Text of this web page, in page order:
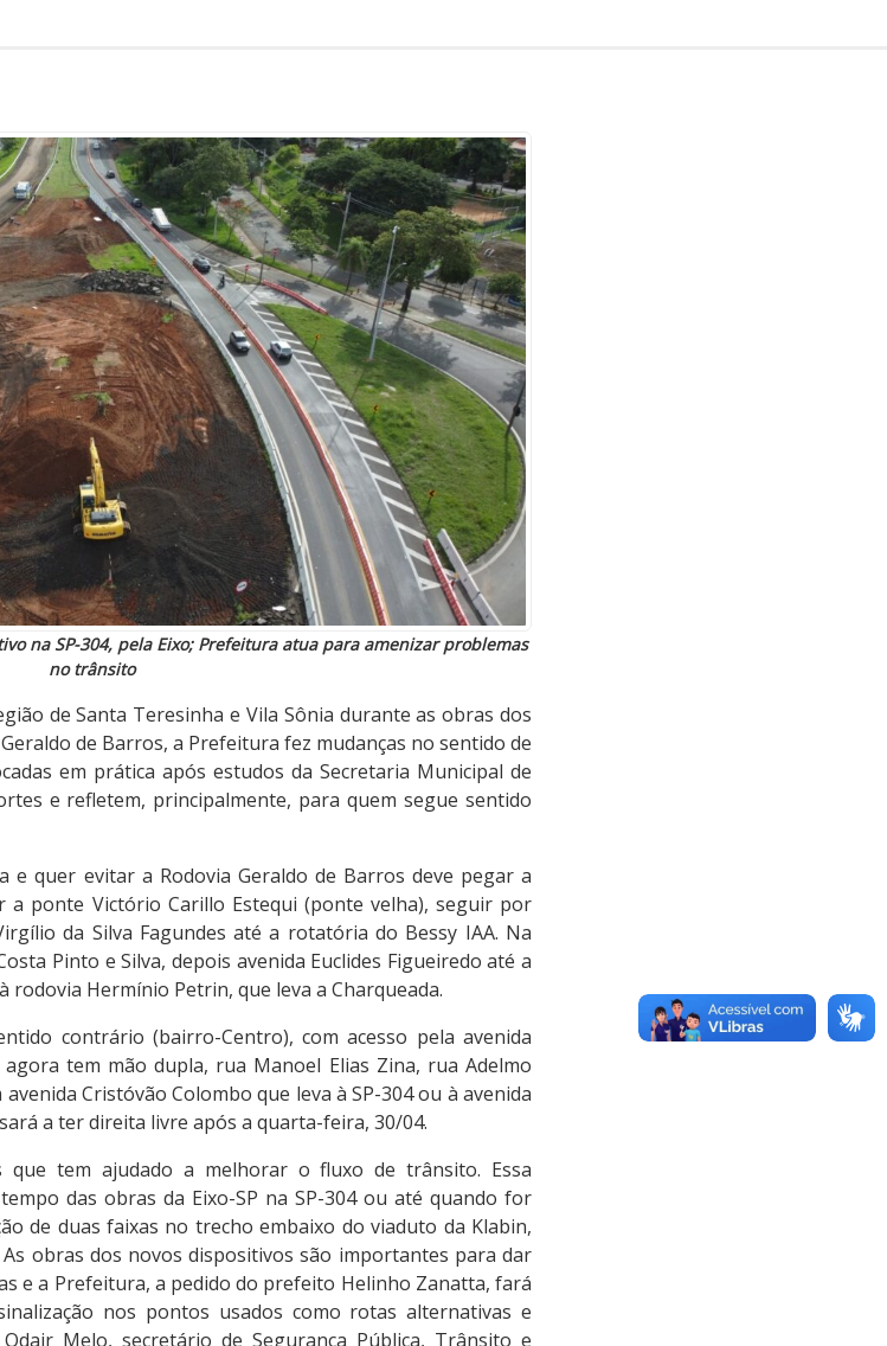
na SP-304, pela Eixo; Prefeitura atua para amenizar problemas
no trânsito
de Santa Teresinha e Vila Sônia durante as obras dos
de Barros, a Prefeitura fez mudanças no sentido de
em prática após estudos da Secretaria Municipal de
e refletem, principalmente, para quem segue sentido
e quer evitar a Rodovia Geraldo de Barros deve pegar a
a ponte Victório Carillo Estequi (ponte velha), seguir por
da Silva Fagundes até a rotatória do Bessy IAA. Na
Pinto e Silva, depois avenida Euclides Figueiredo até a
rodovia Hermínio Petrin, que leva a Charqueada.
contrário (bairro-Centro), com acesso pela avenida
tem mão dupla, rua Manoel Elias Zina, rua Adelmo
Cristóvão Colombo que leva à SP-304 ou à avenida
a ter direita livre após a quarta-feira, 30/04.
que tem ajudado a melhorar o fluxo de trânsito. Essa
das obras da Eixo-SP na SP-304 ou até quando for
de duas faixas no trecho embaixo do viaduto da Klabin,
obras dos novos dispositivos são importantes para dar
e a Prefeitura, a pedido do prefeito Helinho Zanatta, fará
nos pontos usados como rotas alternativas e
Melo, secretário de Segurança Pública, Trânsito e